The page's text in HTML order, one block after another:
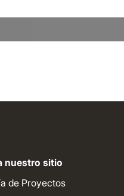
nuestro sitio
de Proyectos